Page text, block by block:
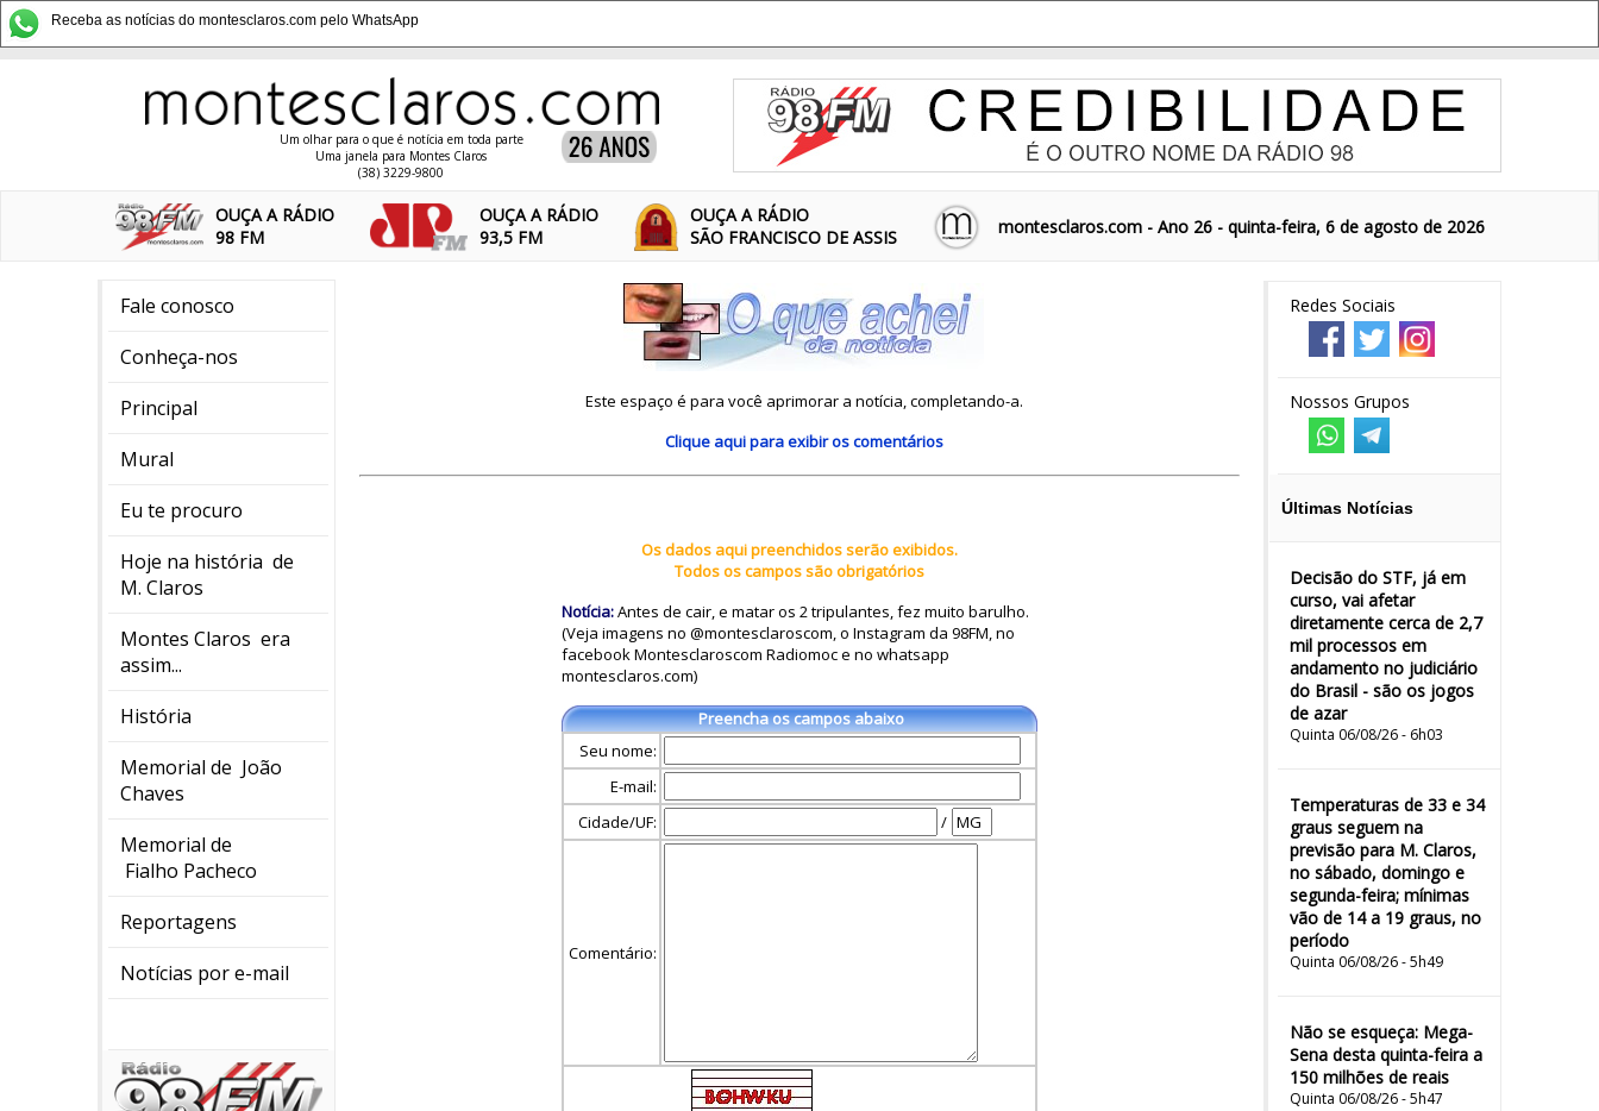
Receba as notícias do montesclaros.com pelo WhatsApp
Um olhar para o que é notícia em toda parte
Uma janela para Montes Claros
(38) 3229-9800
OUÇA A RÁDIO
98 FM
OUÇA A RÁDIO
93,5 FM
OUÇA A RÁDIO
SÃO FRANCISCO DE ASSIS
montesclaros.com - Ano 26 - quinta-feira, 6 de agosto de 2026
Fale conosco
Conheça-nos
Principal
Mural
Eu te procuro
Hoje na história de
M. Claros
Montes Claros era
assim...
História
Memorial de João
Chaves
Memorial de
Fialho Pacheco
Reportagens
Notícias por e-mail
Redes Sociais
Nossos Grupos
Últimas Notícias
Decisão do STF, já em
curso, vai afetar
diretamente cerca de 2,7
mil processos em
andamento no judiciário
do Brasil - são os jogos
de azar
Quinta 06/08/26 - 6h03
Temperaturas de 33 e 34
graus seguem na
previsão para M. Claros,
no sábado, domingo e
segunda-feira; mínimas
vão de 14 a 19 graus, no
período
Quinta 06/08/26 - 5h49
Não se esqueça: Mega-
Sena desta quinta-feira a
150 milhões de reais
Quinta 06/08/26 - 5h47
Este espaço é para você aprimorar a notícia, completando-a.
Clique aquipara exibir os comentários
Os dados aqui preenchidos serão exibidos.
Todos os campos são obrigatórios
Notícia:Antes de cair, e matar os 2 tripulantes, fez muito barulho.
(Veja imagens no @montesclaroscom, o Instagram da 98FM, no
facebook Montesclaroscom Radiomoc e no whatsapp
montesclaros.com)
Preencha os campos abaixo
Seu nome:
E-mail:
Cidade/UF:
/
Comentário: